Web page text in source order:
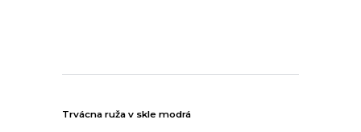
Trvácna ruža v skle modrá